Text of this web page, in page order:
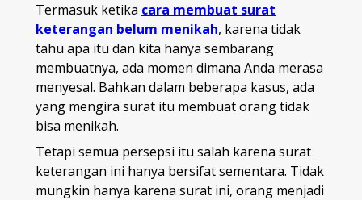
Termasuk ketika cara membuat surat
keterangan belum menikah, karena tidak
tahu apa itu dan kita hanya sembarang
membuatnya, ada momen dimana Anda merasa
menyesal. Bahkan dalam beberapa kasus, ada
yang mengira surat itu membuat orang tidak
bisa menikah.
Tetapi semua persepsi itu salah karena surat
keterangan ini hanya bersifat sementara. Tidak
mungkin hanya karena surat ini, orang menjadi